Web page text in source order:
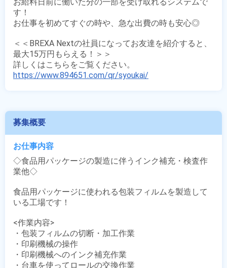
す！
お仕事を初めてすぐの時や、急な出費の時も安心◎
＜＜BREXA Nextの社員になってお友達を紹介すると、
最大15万円もらえる！＞＞
https://www.894651.com/qr/syoukai/
募集概要
お仕事内容
◇食品用パッケージの製造に伴うインク補充・検査作
業他◇
食品用パッケージに使われる包装フィルムを製造して
いる工場です！
<作業内容>
・包装フィルムの切断・加工作業
・印刷機械の操作
・印刷機械へのインク補充作業
・台車を使ってロールの交換作業